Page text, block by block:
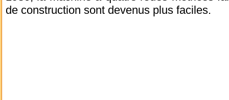
de construction sont devenus plus faciles.